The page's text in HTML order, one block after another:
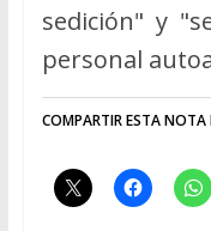
sedición" y
personal
COMPARTIR ESTA NOTA